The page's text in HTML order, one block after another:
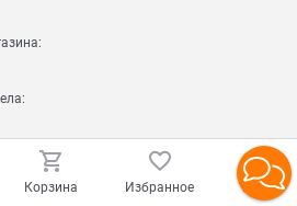
Корзина Избранное Войти